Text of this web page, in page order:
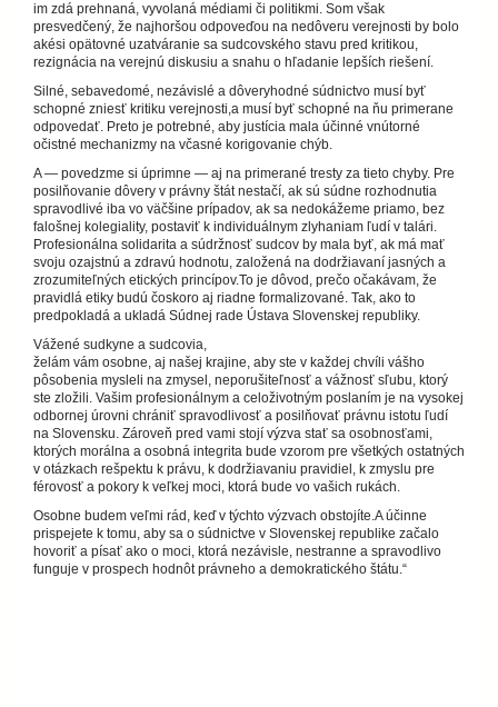
im zdá prehnaná, vyvolaná médiami či politikmi. Som však
presvedčený, že najhoršou odpoveďou na nedôveru verejnosti by bolo
akési opätovné uzatváranie sa sudcovského stavu pred kritikou,
rezignácia na verejnú diskusiu a snahu o hľadanie lepších riešení.
Silné, sebavedomé, nezávislé a dôveryhodné súdnictvo musí byť
schopné zniesť kritiku verejnosti,a musí byť schopné na ňu primerane
odpovedať. Preto je potrebné, aby justícia mala účinné vnútorné
očistné mechanizmy na včasné korigovanie chýb.
A — povedzme si úprimne — aj na primerané tresty za tieto chyby. Pre
posilňovanie dôvery v právny štát nestačí, ak sú súdne rozhodnutia
spravodlivé iba vo väčšine prípadov, ak sa nedokážeme priamo, bez
falošnej kolegiality, postaviť k individuálnym zlyhaniam ľudí v talári.
Profesionálna solidarita a súdržnosť sudcov by mala byť, ak má mať
svoju ozajstnú a zdravú hodnotu, založená na dodržiavaní jasných a
zrozumiteľných etických princípov.To je dôvod, prečo očakávam, že
pravidlá etiky budú čoskoro aj riadne formalizované. Tak, ako to
predpokladá a ukladá Súdnej rade Ústava Slovenskej republiky.
Vážené sudkyne a sudcovia,
želám vám osobne, aj našej krajine, aby ste v každej chvíli vášho
pôsobenia mysleli na zmysel, neporušiteľnosť a vážnosť sľubu, ktorý
ste zložili. Vašim profesionálnym a celoživotným poslaním je na vysokej
odbornej úrovni chrániť spravodlivosť a posilňovať právnu istotu ľudí
na Slovensku. Zároveň pred vami stojí výzva stať sa osobnosťami,
ktorých morálna a osobná integrita bude vzorom pre všetkých ostatných
v otázkach rešpektu k právu, k dodržiavaniu pravidiel, k zmyslu pre
férovosť a pokory k veľkej moci, ktorá bude vo vašich rukách.
Osobne budem veľmi rád, keď v týchto výzvach obstojíte.A účinne
prispejete k tomu, aby sa o súdnictve v Slovenskej republike začalo
hovoriť a písať ako o moci, ktorá nezávisle, nestranne a spravodlivo
funguje v prospech hodnôt právneho a demokratického štátu.“